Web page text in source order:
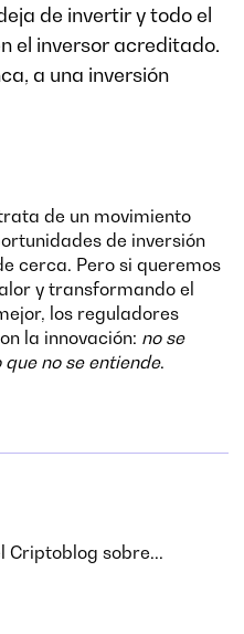
de invertir y todo el
el inversor acreditado.
a una inversión
de un movimiento
de inversión
cerca. Pero si queremos
y transformando el
los reguladores
la innovación: no se
no se entiende.
Criptoblog sobre...